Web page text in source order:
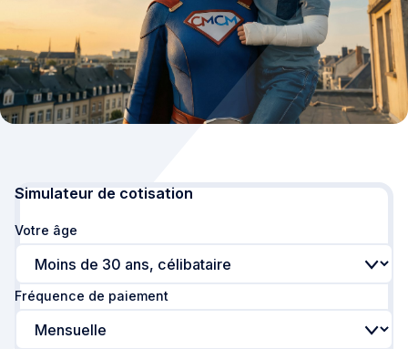
Simulation mise à jour. Votre âge: Moins de 30 ans,
Simulateur de cotisation
Votre âge
Fréquence de paiement